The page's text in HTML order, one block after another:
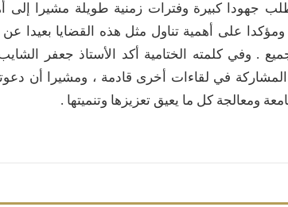
جهودا كبيرة وفترات زمنية طويلة مشيرا إلى
ومؤكدا على أهمية تناول مثل هذه القضايا
. وفي كلمته الختامية أكد الأستاذ جعفر
المشاركة في لقاءات أخرى قادمة ، ومشيرا أن
ومعالجة كل ما يعيق تعزيزها وتنميتها .